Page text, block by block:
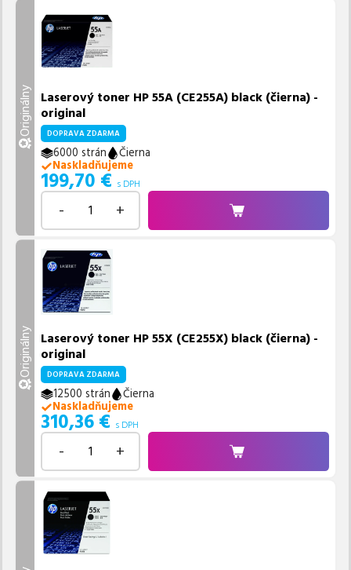
Originálny Laserový toner HP 55A (CE255A) black (čierna) -
original
DOPRAVA ZDARMA
6000 strán
Čierna
Naskladňujeme
199,70 € s DPH
- +
Originálny Laserový toner HP 55X (CE255X) black (čierna) -
original
DOPRAVA ZDARMA
12500 strán
Čierna
Naskladňujeme
310,36 € s DPH
- +